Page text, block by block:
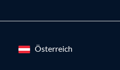
Österreich